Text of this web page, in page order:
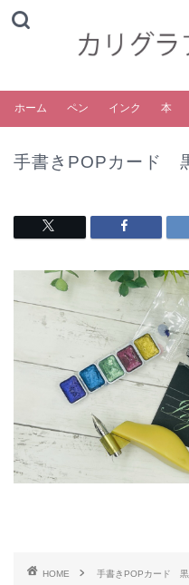
ホーム ペン インク 本
手書きPOPカード
HOME 手書きPOPカード